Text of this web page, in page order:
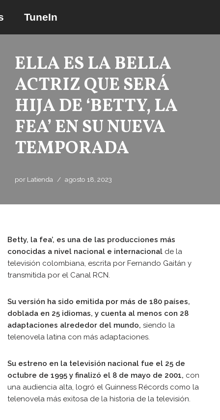
TuneIn
ELLA ES LA BELLA
ACTRIZ QUE SERÁ
HIJA DE ‘BETTY, LA
FEA’ EN SU NUEVA
TEMPORADA
por Latienda agosto 18, 2023
Betty, la fea’, es una de las producciones más
conocidas a nivel nacional e internacional de la
televisión colombiana, escrita por Fernando Gaitán y
transmitida por el Canal RCN.
Su versión ha sido emitida por más de 180 países,
doblada en 25 idiomas, y cuenta al menos con 28
adaptaciones alrededor del mundo, siendo la
telenovela latina con más adaptaciones.
Su estreno en la televisión nacional fue el 25 de
octubre de 1995 y finalizó el 8 de mayo de 2001, con
una audiencia alta, logró el Guinness Récords como la
telenovela más exitosa de la historia de la televisión.